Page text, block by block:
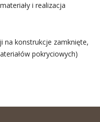
i realizacja
na konstrukcje zamknięte,
pokryciowych)